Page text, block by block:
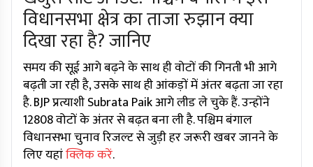
विधानसभा क्षेत्र का ताजा रुझान क्या
दिखा रहा है? जानिए
समय की सूई आगे बढ़ने के साथ ही वोटों की गिनती भी आगे
बढ़ती जा रही है, उसके साथ ही आंकड़ों में अंतर बढ़ता जा रहा
है. BJP प्रत्याशी Subrata Paik आगे लीड ले चुके हैं. उन्होंने
12808 वोटों के अंतर से बढ़त बना ली है. पश्चिम बंगाल
विधानसभा चुनाव रिजल्ट से जुड़ी हर जरूरी खबर जानने के
लिए यहांक्लिक करें.